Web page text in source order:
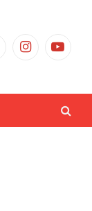
Instagram